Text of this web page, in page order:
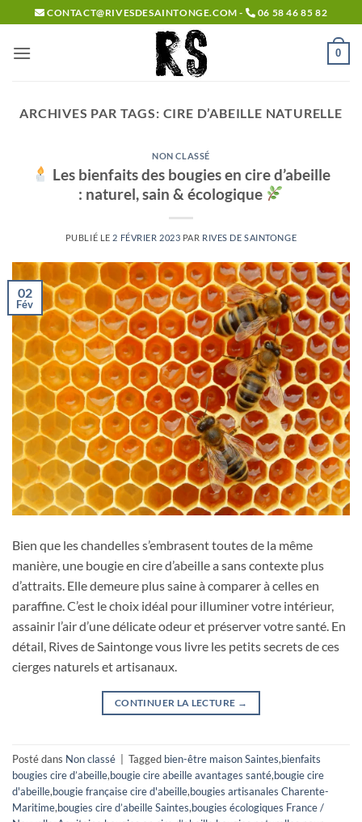
Passer
au
contenu
CONTACT@RIVESDESAINTONGE.COM - 06 58 46 85 82
0
ARCHIVES PAR TAGS: CIRE D’ABEILLE NATURELLE
NON CLASSÉ
Les bienfaits des bougies en cire d’abeille
: naturel, sain & écologique
PUBLIÉ LE 2 FÉVRIER 2023 PAR RIVES DE SAINTONGE
02
Fév
Bien que les chandelles s’embrasent toutes de la même
manière, une bougie en cire d’abeille a sans contexte plus
d’attraits. Elle demeure plus saine à comparer à celles en
paraffine. C’est le choix idéal pour illuminer votre intérieur,
assainir l’air d’une délicate odeur et préserver votre santé. En
détail, Rives de Saintonge vous livre les petits secrets de ces
cierges naturels et artisanaux.
CONTINUER LA LECTURE →
Posté dans Non classé Tagged bien-être maison Saintes,bienfaits
bougies cire d’abeille,bougie cire abeille avantages santé,bougie cire
d'abeille,bougie française cire d'abeille,bougies artisanales Charente-
Maritime,bougies cire d’abeille Saintes,bougies écologiques France /